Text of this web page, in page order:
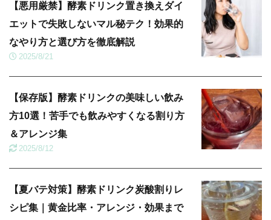
【悪用厳禁】酵素ドリンク置き換えダイ
エットで失敗しないマル秘テク！効果的
なやり方と選び方を徹底解説
2025/8/21
【保存版】酵素ドリンクの美味しい飲み
方10選！苦手でも飲みやすくなる割り方
＆アレンジ集
2025/8/12
【夏バテ対策】酵素ドリンク炭酸割りレ
シピ集｜黄金比率・アレンジ・効果まで